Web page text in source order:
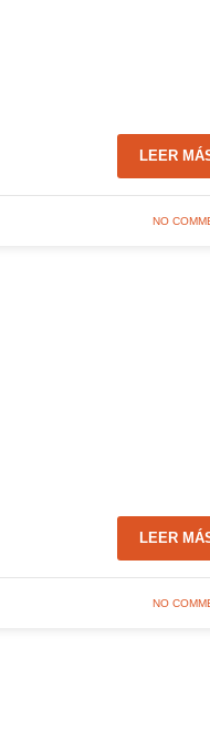
LEER
NO
LEER
NO